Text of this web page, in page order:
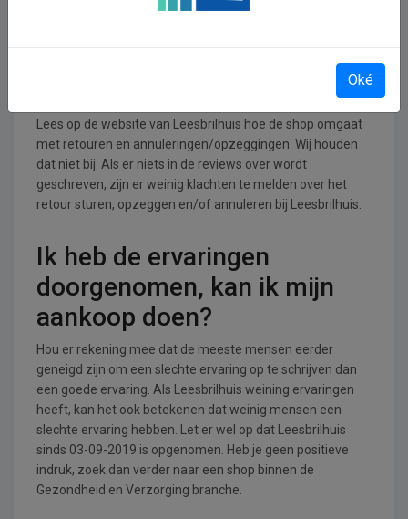
Lees op de website van Leesbrilhuis hoe de shop omgaat
met retouren en annuleringen/opzeggingen. Wij houden
dat niet bij. Als er niets in de reviews over wordt
geschreven, zijn er weinig klachten te melden over het
retour sturen, opzeggen en/of annuleren bij Leesbrilhuis.
Ik heb de ervaringen
doorgenomen, kan ik mijn
aankoop doen?
Hou er rekening mee dat de meeste mensen eerder
geneigd zijn om een slechte ervaring op te schrijven dan
een goede ervaring. Als Leesbrilhuis weining ervaringen
heeft, kan het ook betekenen dat weinig mensen een
slechte ervaring hebben. Let er wel op dat Leesbrilhuis
sinds 03-09-2019 is opgenomen. Heb je geen positieve
indruk, zoek dan verder naar een shop binnen de
Gezondheid en Verzorging branche.
Oké